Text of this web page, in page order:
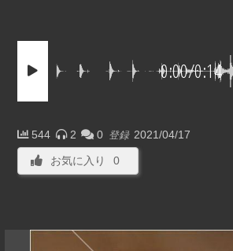
0:00/0:14
544 2 0 登録 2021/04/17
お気に入り 0